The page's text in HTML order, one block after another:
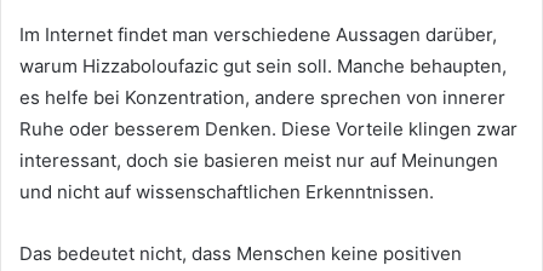
Im Internet findet man verschiedene Aussagen darüber,
warum Hizzaboloufazic gut sein soll. Manche behaupten,
es helfe bei Konzentration, andere sprechen von innerer
Ruhe oder besserem Denken. Diese Vorteile klingen zwar
interessant, doch sie basieren meist nur auf Meinungen
und nicht auf wissenschaftlichen Erkenntnissen.
Das bedeutet nicht, dass Menschen keine positiven